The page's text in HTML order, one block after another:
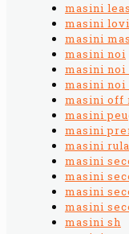
masini
masini
masini
masini noi
masini noi
masini noi
masini off
masini
masini
masini
masini
masini
masini
masini
masini sh